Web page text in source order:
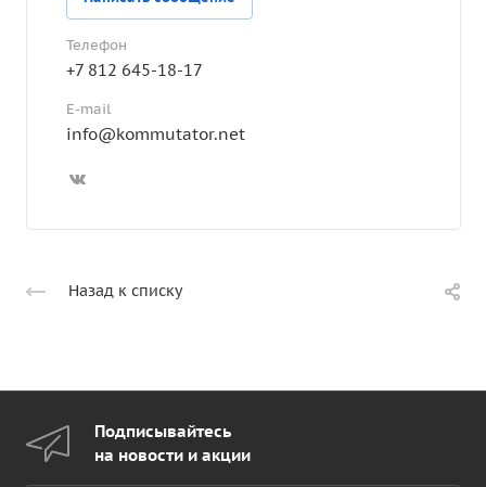
Телефон
+7 812 645-18-17
E-mail
info@kommutator.net
Назад к списку
Подписывайтесь
на новости и акции